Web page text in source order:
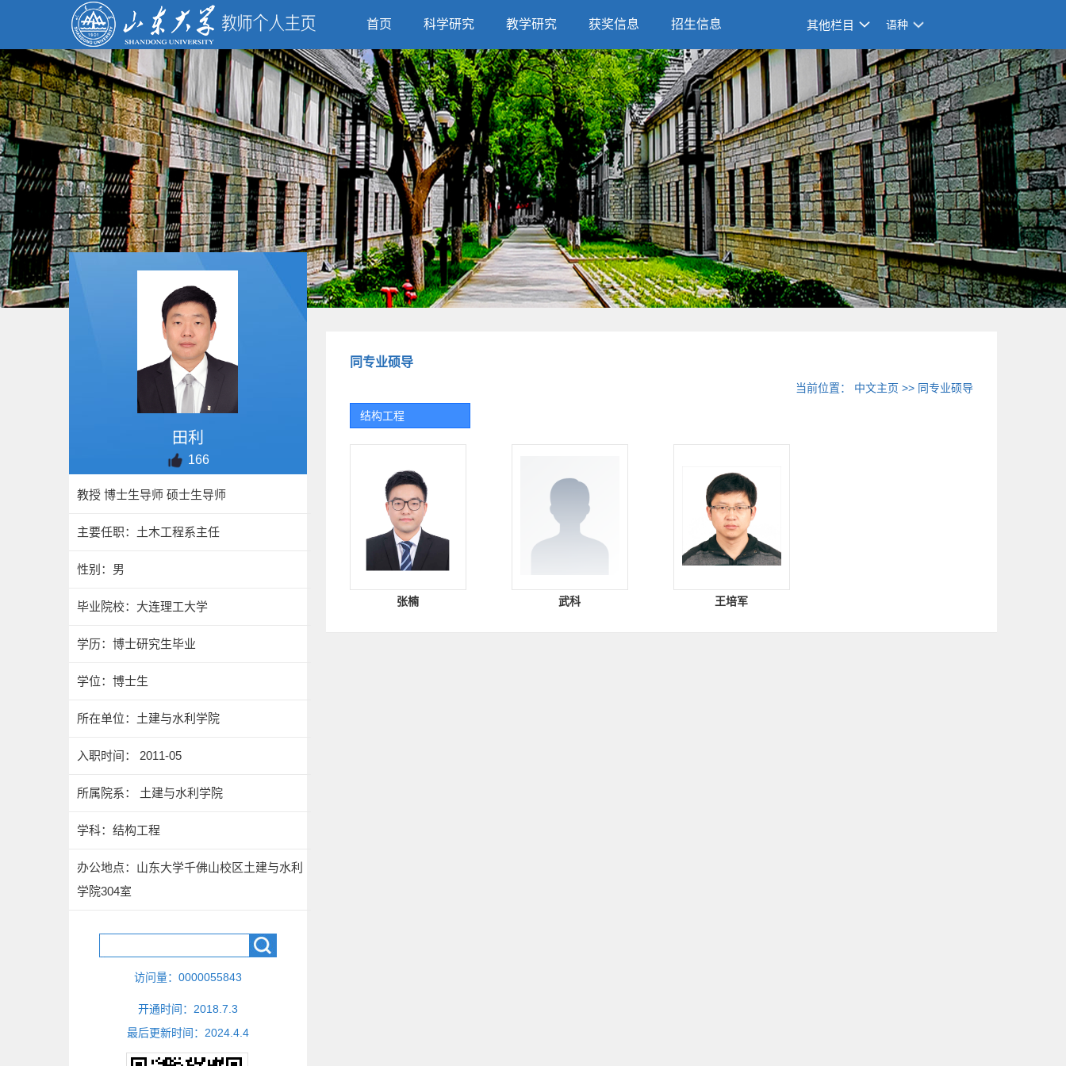
首页 科学研究 教学研究 获奖信息 招生信息 其他栏目 语种
田利
166
教授 博士生导师 硕士生导师
主要任职：土木工程系主任
性别：男
毕业院校：大连理工大学
学历：博士研究生毕业
学位：博士生
所在单位：土建与水利学院
入职时间： 2011-05
所属院系： 土建与水利学院
学科：结构工程
办公地点：山东大学千佛山校区土建与水利
学院304室
访问量： 0000055843
开通时间： 2018 7 3
最后更新时间： 2024 4 4
同专业硕导
当前位置： 中文主页 >> 同专业硕导
结构工程
张楠 武科 王培军